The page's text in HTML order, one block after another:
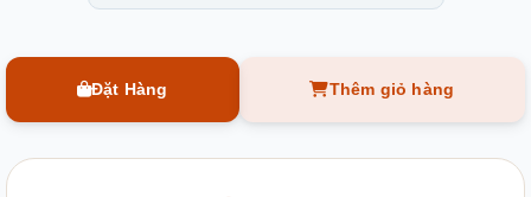
Đặt Hàng Thêm giỏ hàng